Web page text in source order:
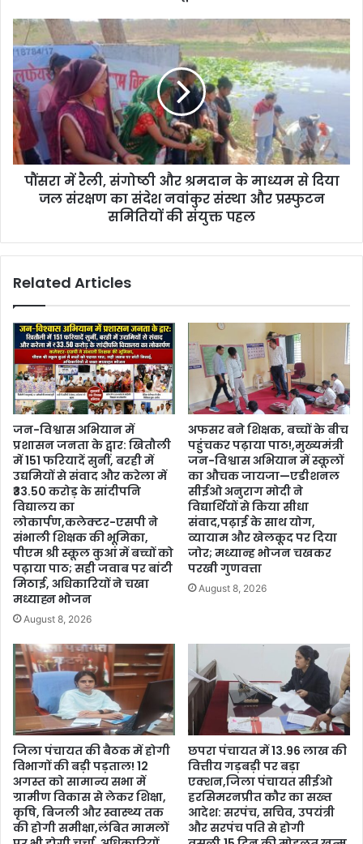
s
s
पौंसरा में रैली, संगोष्ठी और श्रमदान के माध्यम से दिया
जल संरक्षण का संदेश नवांकुर संस्था और प्रस्फुटन
समितियों की संयुक्त पहल
Related Articles
जन-विश्वास अभियान में
प्रशासन जनता के द्वार: खितौली
में 151 फरियादें सुनीं, बरही में
उद्यमियों से संवाद और करेला में
₹33.50 करोड़ के सांदीपनि
विद्यालय का
लोकार्पण,कलेक्टर-एसपी ने
संभाली शिक्षक की भूमिका,
पीएम श्री स्कूल कुआं में बच्चों को
पढ़ाया पाठ; सही जवाब पर बांटी
मिठाई, अधिकारियों ने चखा
मध्याह्न भोजन
August 8, 2026
अफसर बने शिक्षक, बच्चों के बीच
पहुंचकर पढ़ाया पाठ!,मुख्यमंत्री
जन-विश्वास अभियान में स्कूलों
का औचक जायजा—एडीशनल
सीईओ अनुराग मोदी ने
विद्यार्थियों से किया सीधा
संवाद,पढ़ाई के साथ योग,
व्यायाम और खेलकूद पर दिया
जोर; मध्यान्ह भोजन चखकर
परखी गुणवत्ता
August 8, 2026
जिला पंचायत की बैठक में होगी
विभागों की बड़ी पड़ताल! 12
अगस्त को सामान्य सभा में
ग्रामीण विकास से लेकर शिक्षा,
कृषि, बिजली और स्वास्थ्य तक
की होगी समीक्षा,लंबित मामलों
छपरा पंचायत में 13.96 लाख की
वित्तीय गड़बड़ी पर बड़ा
एक्शन,जिला पंचायत सीईओ
हरसिमरनप्रीत कौर का सख्त
आदेश: सरपंच, सचिव, उपयंत्री
और सरपंच पति से होगी